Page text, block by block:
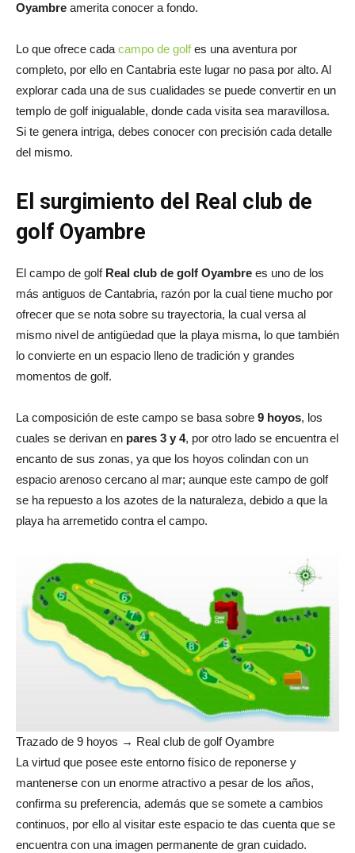
Oyambre amerita conocer a fondo.
Lo que ofrece cada campo de golfes una aventura por
completo, por ello en Cantabria este lugar no pasa por alto. Al
explorar cada una de sus cualidades se puede convertir en un
templo de golf inigualable, donde cada visita sea maravillosa.
Si te genera intriga, debes conocer con precisión cada detalle
del mismo.
El surgimiento del Real club de
golf Oyambre
El campo de golf Real club de golf Oyambre es uno de los
más antiguos de Cantabria, razón por la cual tiene mucho por
ofrecer que se nota sobre su trayectoria, la cual versa al
mismo nivel de antigüedad que la playa misma, lo que también
lo convierte en un espacio lleno de tradición y grandes
momentos de golf.
La composición de este campo se basa sobre 9 hoyos, los
cuales se derivan en pares 3 y 4, por otro lado se encuentra el
encanto de sus zonas, ya que los hoyos colindan con un
espacio arenoso cercano al mar; aunque este campo de golf
se ha repuesto a los azotes de la naturaleza, debido a que la
playa ha arremetido contra el campo.
Trazado de 9 hoyos → Real club de golf Oyambre
La virtud que posee este entorno físico de reponerse y
mantenerse con un enorme atractivo a pesar de los años,
confirma su preferencia, además que se somete a cambios
continuos, por ello al visitar este espacio te das cuenta que se
encuentra con una imagen permanente de gran cuidado.